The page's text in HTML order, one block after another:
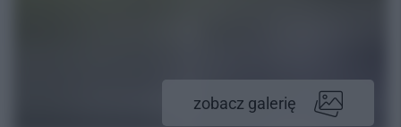
zobacz galerię